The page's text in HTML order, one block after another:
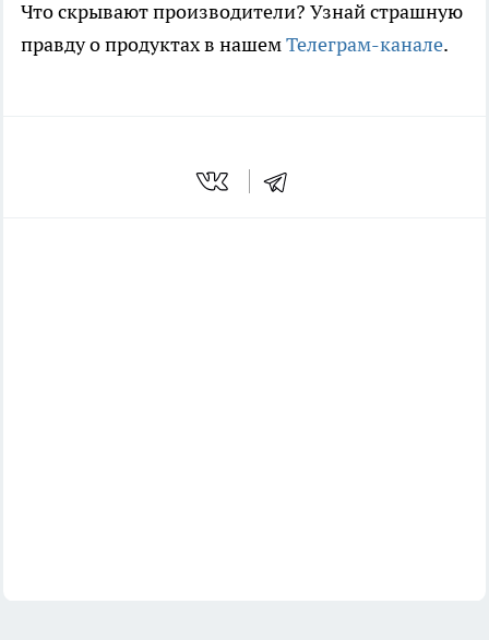
Что скрывают производители? Узнай страшную
правду о продуктах в нашемТелеграм-канале.